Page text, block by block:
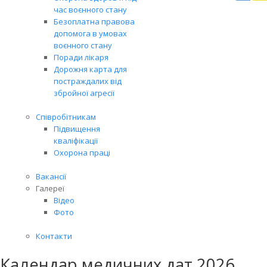
час воєнного стану
Безоплатна правова
допомога в умовах
воєнного стану
Поради лікаря
Дорожня карта для
постраждалих від
збройної агресії
Співробітникам
Підвищення
кваліфікації
Охорона праці
Вакансії
Галереї
Відео
Фото
Контакти